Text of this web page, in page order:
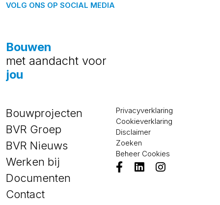
VOLG ONS OP SOCIAL MEDIA
Bouwen
met aandacht voor
jou
Bouwprojecten
BVR Groep
BVR Nieuws
Werken bij
Documenten
Contact
Privacyverklaring
Cookieverklaring
Disclaimer
Zoeken
Beheer Cookies